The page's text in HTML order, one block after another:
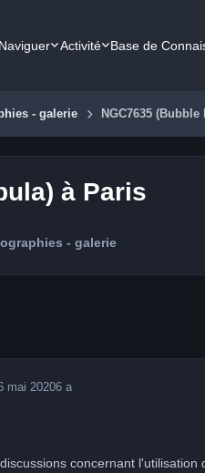
Naviguer Activité Base de
- galerie NGC7635
à Paris
- galerie
mai 20206 a
concernant